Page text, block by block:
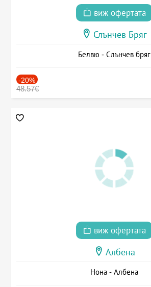
виж офертата
Слънчев Бряг
Белвю - Слънчев бряг
-20%
48.57€
виж офертата
Албена
Нона - Албена